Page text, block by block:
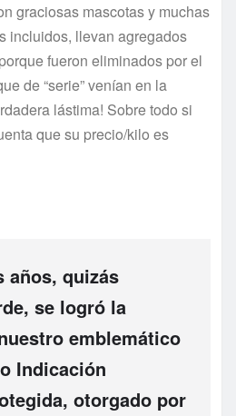
graciosas mascotas y muchas
incluidos, llevan agregados
fueron eliminados por el
de “serie” venían en la
lástima! Sobre todo si
que su precio/kilo es
años, quizás
se logró la
emblemático
Indicación
otorgado por